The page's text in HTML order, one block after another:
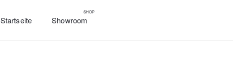
Startseite Showroom
SHOP